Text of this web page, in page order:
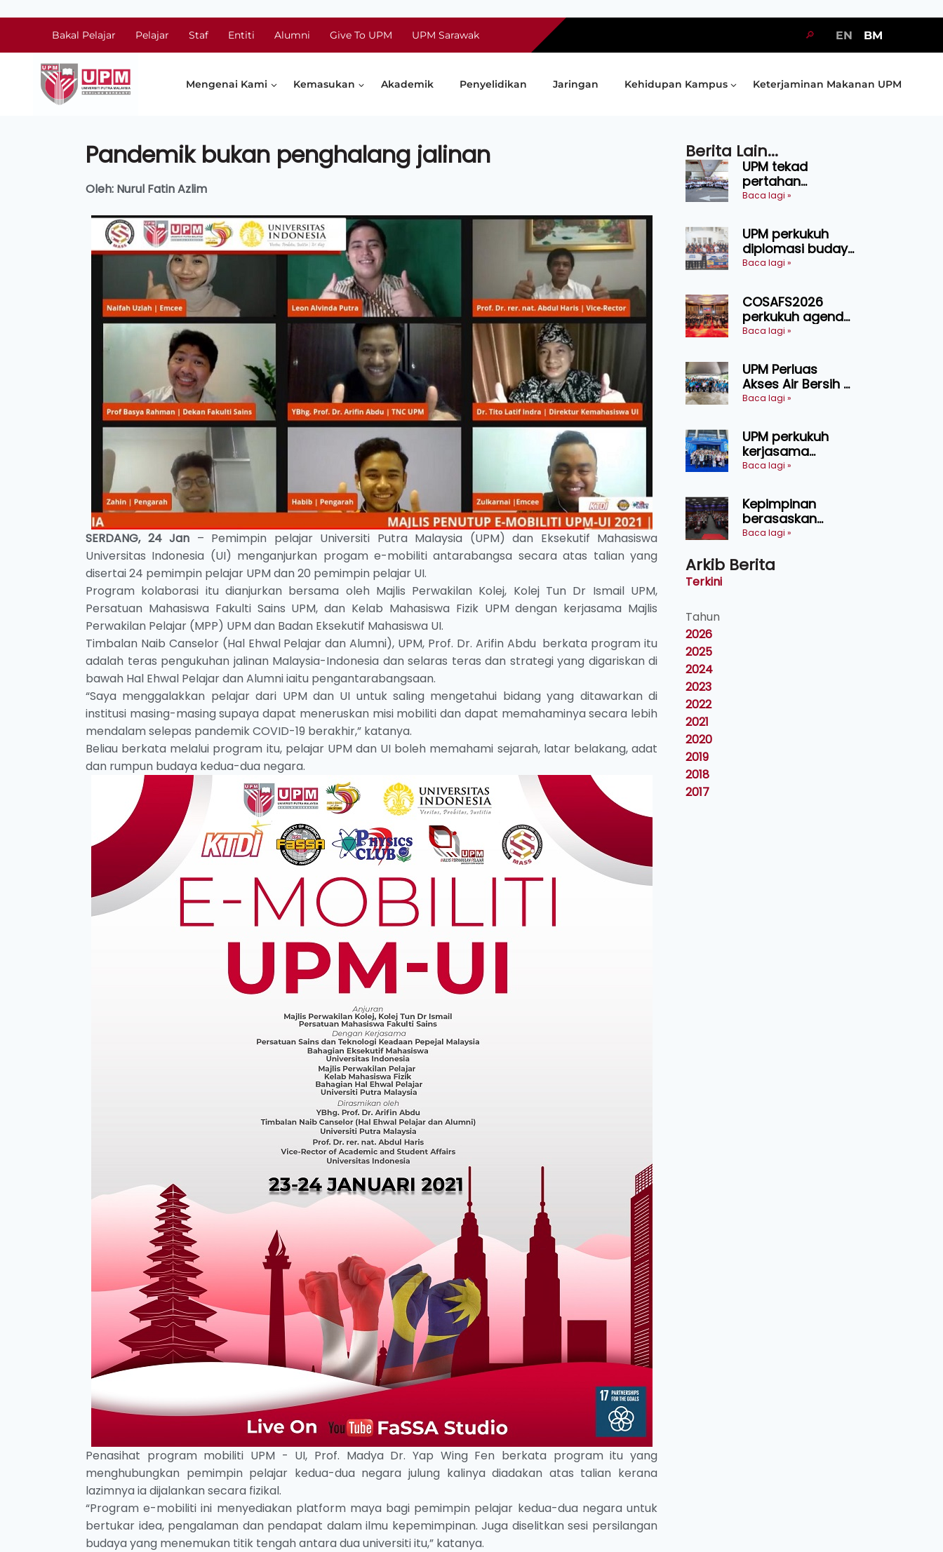
Bakal Pelajar Pelajar Staf Entiti Alumni Give To UPM UPM Sarawak 🔎 EN BM
Mengenai Kami Kemasukan Akademik Penyelidikan Jaringan Kehidupan Kampus Keterjaminan Makanan UPM
Pandemik bukan penghalang jalinan
Oleh: Nurul Fatin Azlim
SERDANG, 24 Jan – Pemimpin pelajar Universiti Putra Malaysia (UPM) dan Eksekutif Mahasiswa
Universitas Indonesia (UI) menganjurkan progam e-mobiliti antarabangsa secara atas talian yang
disertai 24 pemimpin pelajar UPM dan 20 pemimpin pelajar UI.
Program kolaborasi itu dianjurkan bersama oleh Majlis Perwakilan Kolej, Kolej Tun Dr Ismail UPM,
Persatuan Mahasiswa Fakulti Sains UPM, dan Kelab Mahasiswa Fizik UPM dengan kerjasama Majlis
Perwakilan Pelajar (MPP) UPM dan Badan Eksekutif Mahasiswa UI.
Timbalan Naib Canselor (Hal Ehwal Pelajar dan Alumni), UPM, Prof. Dr. Arifin Abdu berkata program itu
adalah teras pengukuhan jalinan Malaysia-Indonesia dan selaras teras dan strategi yang digariskan di
bawah Hal Ehwal Pelajar dan Alumni iaitu pengantarabangsaan.
“Saya menggalakkan pelajar dari UPM dan UI untuk saling mengetahui bidang yang ditawarkan di
institusi masing-masing supaya dapat meneruskan misi mobiliti dan dapat memahaminya secara lebih
mendalam selepas pandemik COVID-19 berakhir,” katanya.
Beliau berkata melalui program itu, pelajar UPM dan UI boleh memahami sejarah, latar belakang, adat
dan rumpun budaya kedua-dua negara.
Penasihat program mobiliti UPM - UI, Prof. Madya Dr. Yap Wing Fen berkata program itu yang
menghubungkan pemimpin pelajar kedua-dua negara julung kalinya diadakan atas talian kerana
lazimnya ia dijalankan secara fizikal.
“Program e-mobiliti ini menyediakan platform maya bagi pemimpin pelajar kedua-dua negara untuk
bertukar idea, pengalaman dan pendapat dalam ilmu kepemimpinan. Juga diselitkan sesi persilangan
budaya yang menemukan titik tengah antara dua universiti itu,” katanya.
Berita Lain...
UPM tekad
pertahan
kejuaraan SUKUM
pingat emas
Baca lagi »
UPM perkukuh
diplomasi budaya
Malaysia-
Narasi Nusantara
Baca lagi »
COSAFS2026
perkukuh agenda
keselamatan
AgriHub pacu
transformasi
pertanian
Sarawak
Baca lagi »
UPM Perluas
Akses Air Bersih di
31 Kediaman
Chini
Baca lagi »
UPM perkukuh
kerjasama
pendidikan pintar
lawatan rasmi ke
China
Baca lagi »
Kepimpinan
berasaskan
kepercayaan
kecemerlangan
Baca lagi »
Arkib Berita
Terkini
Tahun
2026
2025
2024
2023
2022
2021
2020
2019
2018
2017